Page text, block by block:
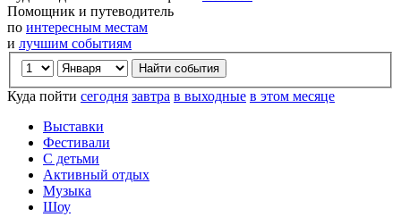
Помощник и путеводитель
по интересным местам
и лучшим событиям
Куда пойти сегодня завтра в выходные в этом месяце
Выставки
Фестивали
С детьми
Активный отдых
Музыка
Шоу